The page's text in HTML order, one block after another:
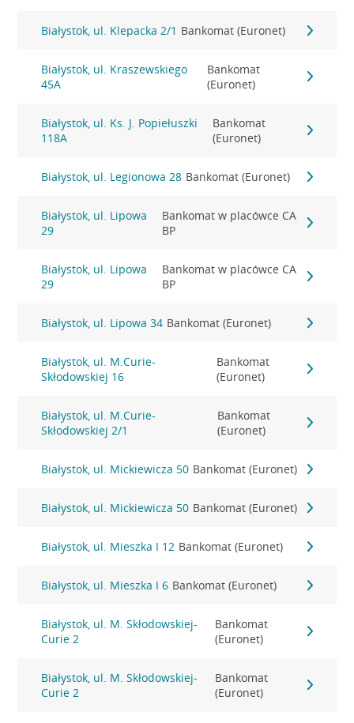
Białystok, ul. Klepacka 2/1 Bankomat (Euronet)
Białystok, ul. Kraszewskiego
45A
Bankomat
(Euronet)
Białystok, ul. Ks. J. Popiełuszki
118A
Bankomat
(Euronet)
Białystok, ul. Legionowa 28 Bankomat (Euronet)
Białystok, ul. Lipowa
29
Bankomat w placówce CA
BP
Białystok, ul. Lipowa
29
Bankomat w placówce CA
BP
Białystok, ul. Lipowa 34 Bankomat (Euronet)
Białystok, ul. M.Curie-
Skłodowskiej 16
Bankomat
(Euronet)
Białystok, ul. M.Curie-
Skłodowskiej 2/1
Bankomat
(Euronet)
Białystok, ul. Mickiewicza 50 Bankomat (Euronet)
Białystok, ul. Mickiewicza 50 Bankomat (Euronet)
Białystok, ul. Mieszka I 12 Bankomat (Euronet)
Białystok, ul. Mieszka I 6 Bankomat (Euronet)
Białystok, ul. M. Skłodowskiej-
Curie 2
Bankomat
(Euronet)
Białystok, ul. M. Skłodowskiej-
Curie 2
Bankomat
(Euronet)